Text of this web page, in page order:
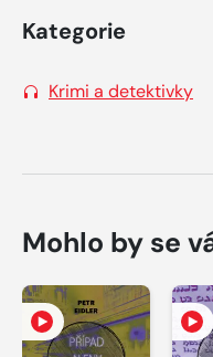
Kategorie
Krimi a detektivky
Mohlo by se